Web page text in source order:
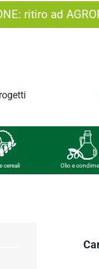
ritiro ad
cereali Olio e